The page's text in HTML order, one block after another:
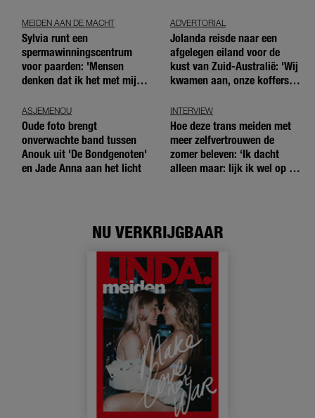
MEIDEN AAN DE MACHT
Sylvia runt een
spermawinningscentrum
voor paarden: 'Mensen
denken dat ik het met mijn
ADVERTORIAL
Jolanda reisde naar een
afgelegen eiland voor de
kust van Zuid-Australië: 'Wij
kwamen aan, onze koffers
ASJEMENOU
Oude foto brengt
onverwachte band tussen
Anouk uit 'De Bondgenoten'
en Jade Anna aan het licht
INTERVIEW
Hoe deze trans meiden met
meer zelfvertrouwen de
zomer beleven: ‘Ik dacht
alleen maar: lijk ik wel op de
NU VERKRIJGBAAR